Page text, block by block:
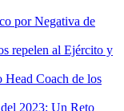
por Negativa de
repelen al Ejército y
Head Coach de los
2023: Un Reto